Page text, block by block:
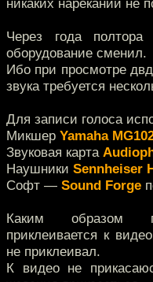
никаких нареканий не
Через года полтора
оборудование сменил.
Ибо при просмотре
звука требуется
Для записи голоса
Микшер Yamaha
Звуковая карта
Наушники Sennheiser
Софт — Sound Forge
Каким образом
приклеивается к
не приклеивал.
К видео не